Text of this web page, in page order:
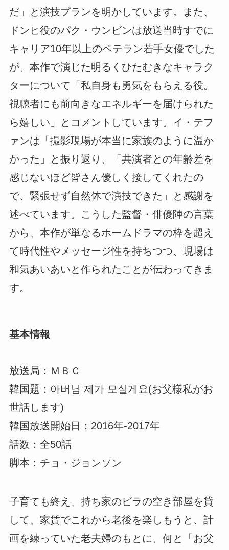
だ」と演技プランを明かしています。また、
ドンヒ役のパク・ウンビンは放送当時すでに
キャリア10年以上のベテラン若手女優でした
が、本作で演じた明るくひたむきなキャラク
ターについて「私自身も勇気をもらえる役。
視聴者にも前向きなエネルギーを届けられた
ら嬉しい」とコメントしています。イ・テフ
ァンは「撮影現場が本当に家族のように温か
かった」と振り返り、「共演者との年齢差を
感じないほど皆さん優しく接してくれたの
で、緊張せず自然体で演技できた」と感謝を
述べています。こうした監督・俳優陣の言葉
から、本作が単なるホームドラマの枠を超え
て時代性やメッセージ性を持ちつつ、現場は
和気あいあいと作られたことが伝わってきま
す。
基本情報
放送局：ＭＢＣ
韓国題：아버님 제가 모실게요(お父様私がお
世話します)
韓国放送開始日：2016年-2017年
話数：全50話
脚本：チョ・ジョンソン
子育ても終え、持ち家のビラの空き部屋を貸
して、家賃でこれから老後を楽しもうと、計
画を練っていた老夫婦のもとに、何と「お父